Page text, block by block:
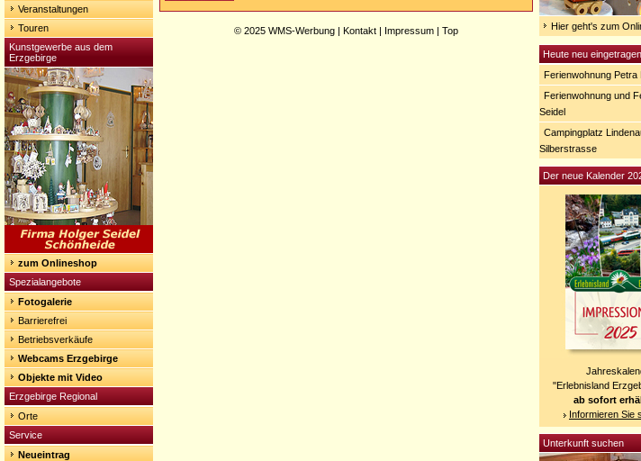
Veranstaltungen
Touren
Kunstgewerbe aus dem
Erzgebirge
zum Onlineshop
Spezialangebote
Fotogalerie
Barrierefrei
Betriebsverkäufe
Webcams Erzgebirge
Objekte mit Video
Erzgebirge Regional
Orte
Service
Neueintrag
© 2025 WMS-Werbung | Kontakt | Impressum | Top Hier geht's zum
Heute neu eingetragen
Ferienwohnung Petra
Ferienwohnung und
Seidel
Campingplatz
Silberstrasse
Der neue Kalender
"Erlebnisland
ab sofort
Informieren Sie
Unterkunft suchen